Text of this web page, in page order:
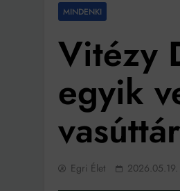
MINDENKI
Vitézy
egyik
Egri Élet 2026.05.19.